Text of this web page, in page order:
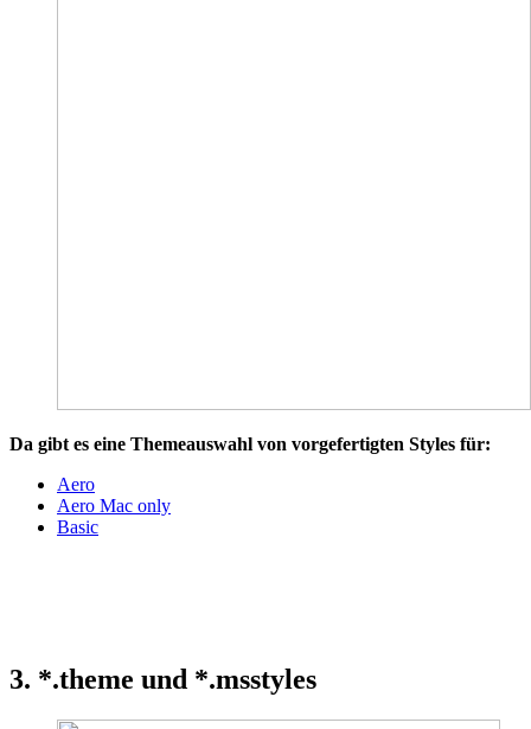
Da gibt es eine Themeauswahl von vorgefertigten Styles für:
Aero
Aero Mac only
Basic
3. *.theme und *.msstyles